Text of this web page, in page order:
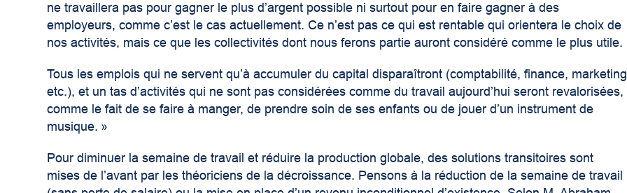
ne travaillera pas pour gagner le plus d’argent possible ni surtout pour en faire gagner à des
employeurs, comme c’est le cas actuellement. Ce n’est pas ce qui est rentable qui orientera le choix de
nos activités, mais ce que les collectivités dont nous ferons partie auront considéré comme le plus utile.
Tous les emplois qui ne servent qu’à accumuler du capital disparaîtront (comptabilité, finance, marketing
etc.), et un tas d’activités qui ne sont pas considérées comme du travail aujourd’hui seront revalorisées,
comme le fait de se faire à manger, de prendre soin de ses enfants ou de jouer d’un instrument de
musique. »
Pour diminuer la semaine de travail et réduire la production globale, des solutions transitoires sont
mises de l’avant par les théoriciens de la décroissance. Pensons à la réduction de la semaine de travail